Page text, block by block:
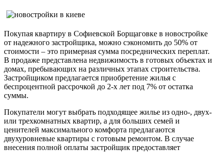
Покупая квартиру в Софиевской Борщаговке в новостройке
от надежного застройщика, можно сэкономить до 50% от
стоимости – это примерная сумма посреднических переплат.
В продаже представлена недвижимость в готовых объектах и
домах, пребывающих на различных этапах строительства.
Застройщиком предлагается приобретение жилья с
беспроцентной рассрочкой до 2-х лет под 7% от остатка
суммы.
Покупатели могут выбрать подходящее жилье из одно-, двух-
или трехкомнатных квартир, а для больших семей и
ценителей максимального комфорта предлагаются
двухуровневые квартиры с готовым ремонтом. В случае
внесения полной оплаты застройщик предоставляет